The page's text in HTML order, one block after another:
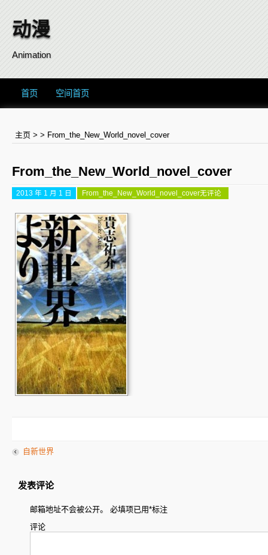
动漫
Animation
首页 空间首页
主页 > > From_the_New_World_novel_cover
From_the_New_World_novel_cover
2013 年 1 月 1 日 From_the_New_World_novel_cover无评论
自新世界
发表评论
邮箱地址不会被公开。 必填项已用*标注
评论